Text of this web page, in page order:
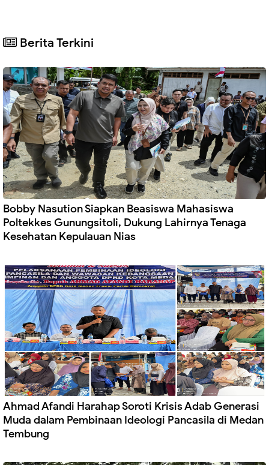
Berita Terkini
Bobby Nasution Siapkan Beasiswa Mahasiswa
Poltekkes Gunungsitoli, Dukung Lahirnya Tenaga
Kesehatan Kepulauan Nias
Ahmad Afandi Harahap Soroti Krisis Adab Generasi
Muda dalam Pembinaan Ideologi Pancasila di Medan
Tembung